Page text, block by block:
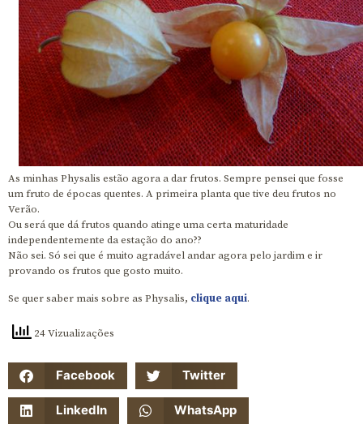
As minhas Physalis estão agora a dar frutos. Sempre pensei que fosse
um fruto de épocas quentes. A primeira planta que tive deu frutos no
Verão.
Ou será que dá frutos quando atinge uma certa maturidade
independentemente da estação do ano??
Não sei. Só sei que é muito agradável andar agora pelo jardim e ir
provando os frutos que gosto muito.
Se quer saber mais sobre as Physalis, clique aqui.
24 Vizualizações
Facebook Twitter
LinkedIn WhatsApp